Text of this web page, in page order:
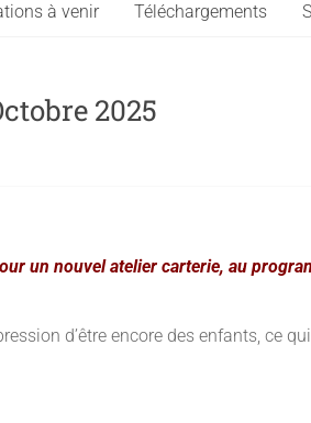
à venir Téléchargements
2025
un nouvel atelier carterie, au
d’être encore des enfants, ce